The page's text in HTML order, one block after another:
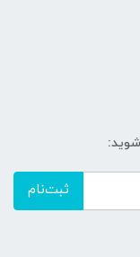
ثبت‌نام